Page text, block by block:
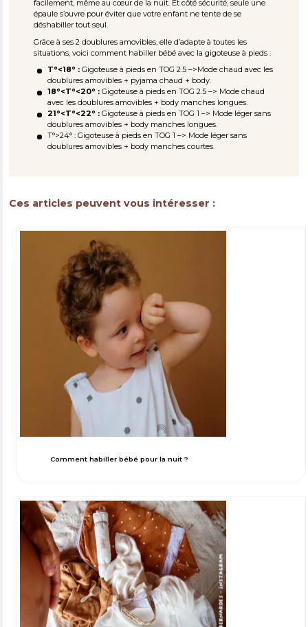
facilement, même au cœur de la nuit. Et côté sécurité, seule une
épaule s’ouvre pour éviter que votre enfant ne tente de se
déshabiller tout seul.
Grâce à ses 2 doublures amovibles, elle d’adapte à toutes les
situations, voici comment habiller bébé avec la gigoteuse à pieds :
T°<18° : Gigoteuse à pieds en TOG 2.5 –>Mode chaud avec les
doublures amovibles + pyjama chaud + body.
18°<T°<20° : Gigoteuse à pieds en TOG 2.5 –> Mode chaud
avec les doublures amovibles + body manches longues.
21°<T°<22° : Gigoteuse à pieds en TOG 1 –> Mode léger sans
doublures amovibles + body manches longues.
T°>24° : Gigoteuse à pieds en TOG 1 –> Mode léger sans
doublures amovibles + body manches courtes.
Ces articles peuvent vous intéresser :
Comment habiller bébé pour la nuit ?